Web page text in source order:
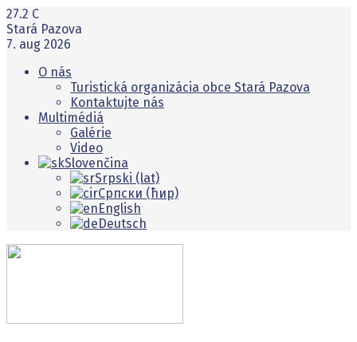
27.2 C
Stará Pazova
7. aug 2026
O nás
Turistická organizácia obce Stará Pazova
Kontaktujte nás
Multimédiá
Galérie
Video
Slovenčina
Srpski (lat)
Српски (ћир)
English
Deutsch